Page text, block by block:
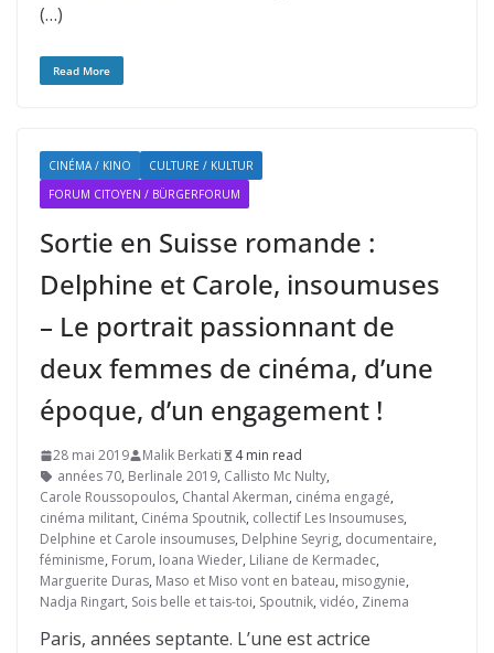
(…)
Read More
CINÉMA / KINO
CULTURE / KULTUR
FORUM CITOYEN / BÜRGERFORUM
Sortie en Suisse romande :
Delphine et Carole, insoumuses
– Le portrait passionnant de
deux femmes de cinéma, d’une
époque, d’un engagement !
28 mai 2019 Malik Berkati
4 min read
années 70, Berlinale 2019, Callisto Mc Nulty,
Carole Roussopoulos, Chantal Akerman, cinéma engagé,
cinéma militant, Cinéma Spoutnik, collectif Les Insoumuses,
Delphine et Carole insoumuses, Delphine Seyrig, documentaire,
féminisme, Forum, Ioana Wieder, Liliane de Kermadec,
Marguerite Duras, Maso et Miso vont en bateau, misogynie,
Nadja Ringart, Sois belle et tais-toi, Spoutnik, vidéo, Zinema
Paris, années septante. L’une est actrice